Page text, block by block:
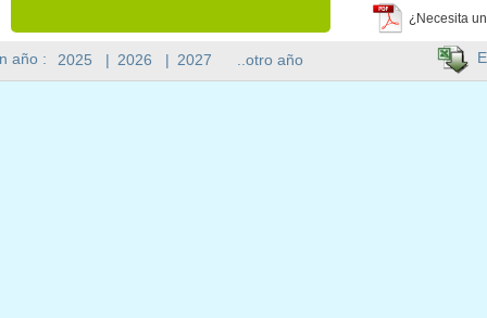
¿Necesita
año : 2025 | 2026 | 2027 ..otro año